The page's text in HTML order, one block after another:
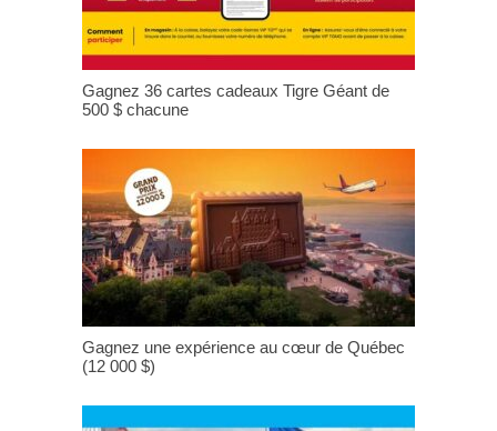
Gagnez 36 cartes cadeaux Tigre Géant de
500 $ chacune
Gagnez une expérience au cœur de Québec
(12 000 $)